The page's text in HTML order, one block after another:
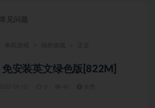
常见问题
免安装英文绿色版[822M]